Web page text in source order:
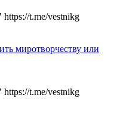
t.me/vestnikg
миротворчеству или
t.me/vestnikg